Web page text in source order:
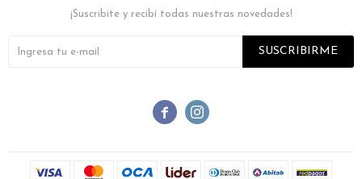
 
¡Suscribite y recibí todas nuestras novedades!
SUSCRIBIRME